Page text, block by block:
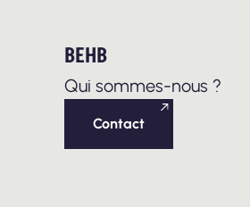
BEHB
Qui sommes-nous ?
Contact